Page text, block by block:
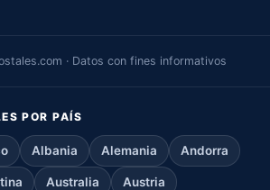
· Datos con fines informativos
POR PAÍS
Albania Alemania Andorra
Australia Austria